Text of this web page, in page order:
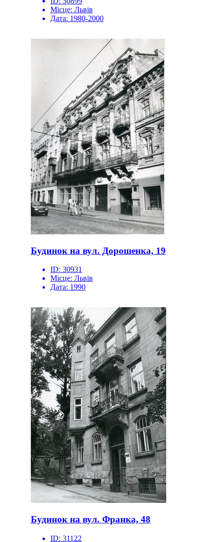
Місце: Львів
Дата: 1980-2000
Будинок на вул. Дорошенка, 19
ID: 30931
Місце: Львів
Дата: 1990
Будинок на вул. Франка, 48
ID: 31122